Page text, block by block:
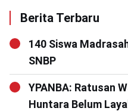
Berita Terbaru
140 Siswa
SNBP
YPANBA: Ratusan
Huntara Belum